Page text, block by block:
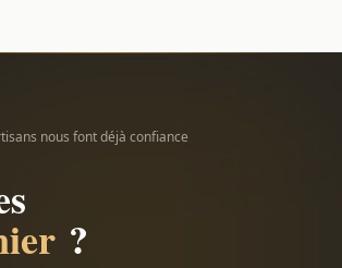
nous font déjà confiance
?